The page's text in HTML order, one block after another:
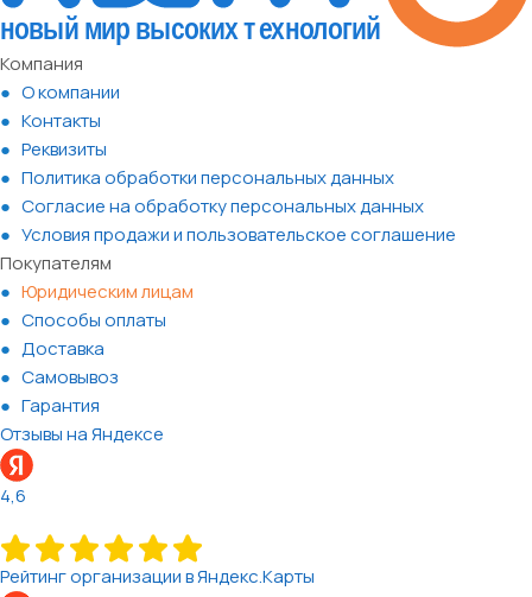
Компания
О компании
Контакты
Реквизиты
Политика обработки персональных данных
Согласие на обработку персональных данных
Условия продажи и пользовательское соглашение
Покупателям
Юридическим лицам
Способы оплаты
Доставка
Самовывоз
Гарантия
Отзывы на Яндексе
4,6
Рейтинг организации в Яндекс.Карты